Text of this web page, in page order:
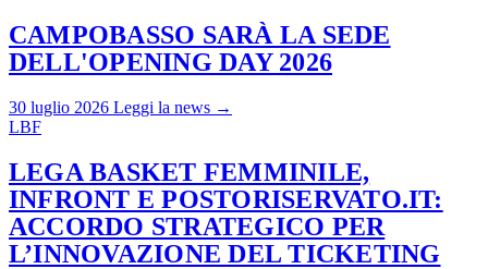
CAMPOBASSO SARÀ LA SEDE
DELL'OPENING DAY 2026
30 luglio 2026 Leggi la news →
LBF
LEGA BASKET FEMMINILE,
INFRONT E POSTORISERVATO.IT:
ACCORDO STRATEGICO PER
L’INNOVAZIONE DEL TICKETING